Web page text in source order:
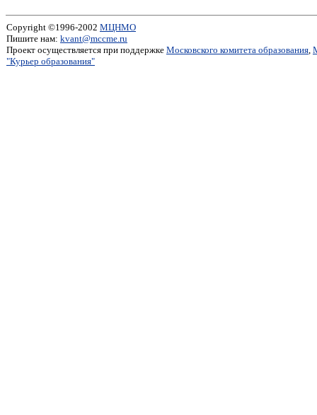
Copyright ©1996-2002 МЦНМО
Пишите нам: kvant@mccme.ru
Проект осуществляется при поддержке Московского комитета образования,
"Курьер образования"